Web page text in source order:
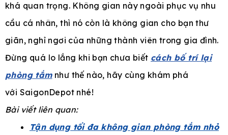
khá quan trọng. Không gian này ngoài phục vụ nhu
cầu cá nhân, thì nó còn là không gian cho bạn thư
giãn, nghỉ ngơi của những thành viên trong gia đình.
Đừng quá lo lắng khi bạn chưa biết cách bố trí lại
phòng tắmnhư thế nào, hãy cùng khám phá
với SaigonDepot nhé!
Bài viết liên quan:
Tận dụng tối đa không gian phòng tắm nhỏ